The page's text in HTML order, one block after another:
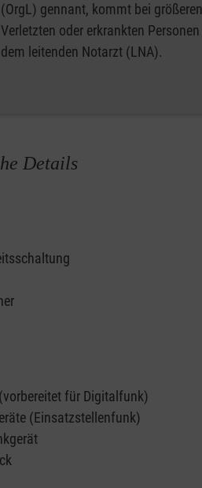
(OrgL) gennant, kommt bei
Verletzten oder erkrankten
dem leitenden Notarzt (LNA).
Details
für Digitalfunk)
(Einsatzstellenfunk)